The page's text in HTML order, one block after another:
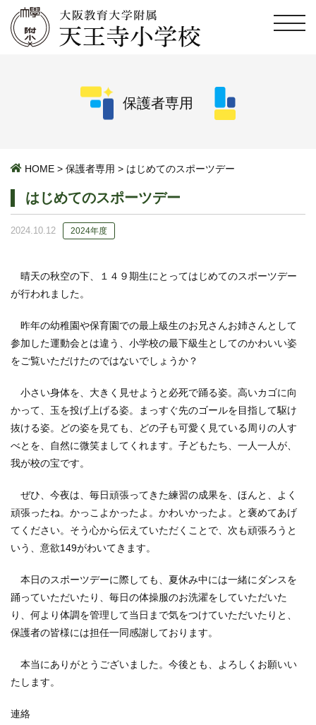
保護者専用
HOME > 保護者専用 > はじめてのスポーツデー
はじめてのスポーツデー
2024.10.12 2024年度
晴天の秋空の下、１４９期生にとってはじめてのスポーツデー
が行われました。
昨年の幼稚園や保育園での最上級生のお兄さんお姉さんとして
参加した運動会とは違う、小学校の最下級生としてのかわいい姿
をご覧いただけたのではないでしょうか？
小さい身体を、大きく見せようと必死で踊る姿。高いカゴに向
かって、玉を投げ上げる姿。まっすぐ先のゴールを目指して駆け
抜ける姿。どの姿を見ても、どの子も可愛く見ている周りの人す
べとを、自然に微笑ましてくれます。子どもたち、一人一人が、
我が校の宝です。
ぜひ、今夜は、毎日頑張ってきた練習の成果を、ほんと、よく
頑張ったね。かっこよかったよ。かわいかったよ。と褒めてあげ
てください。そう心から伝えていただくことで、次も頑張ろうと
いう、意欲149がわいてきます。
本日のスポーツデーに際しても、夏休み中には一緒にダンスを
踊っていただいたり、毎日の体操服のお洗濯をしていただいた
り、何より体調を管理して当日まで気をつけていただいたりと、
保護者の皆様には担任一同感謝しております。
本当にありがとうございました。今後とも、よろしくお願いい
たします。
連絡